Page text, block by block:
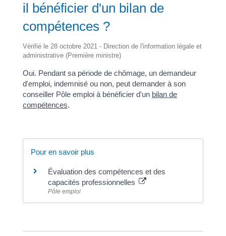
il bénéficier d'un bilan de
compétences ?
Vérifié le 28 octobre 2021 - Direction de l'information légale et
administrative (Première ministre)
Oui. Pendant sa période de chômage, un demandeur
d'emploi, indemnisé ou non, peut demander à son
conseiller Pôle emploi à bénéficier d'un bilan de
compétences.
Pour en savoir plus
Évaluation des compétences et des
capacités professionnelles
Pôle emploi